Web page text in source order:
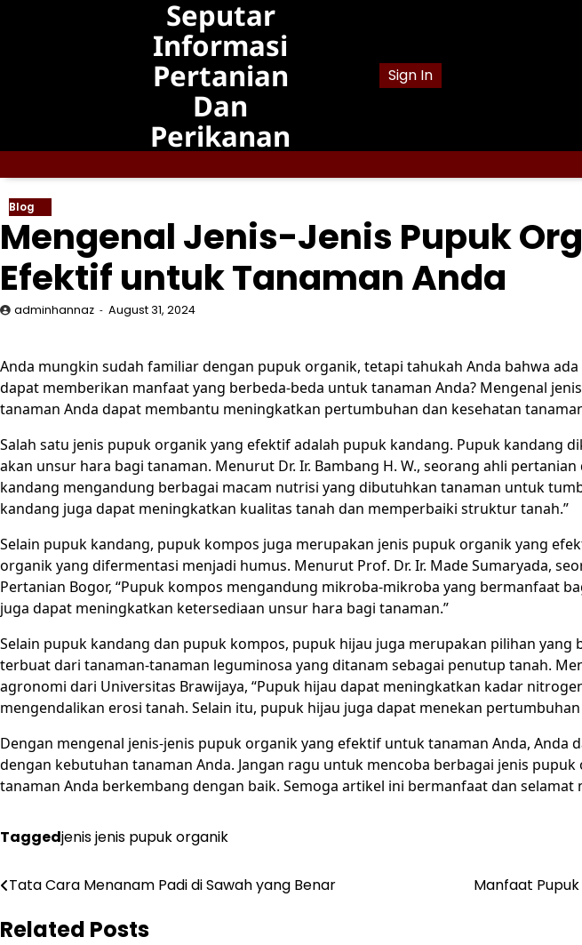
Seputar
Informasi
Pertanian
Dan
Perikanan
Sign In
Blog
Mengenal Jenis-Jenis Pupuk
Efektif untuk Tanaman Anda
adminhannaz August 31, 2024
Anda mungkin sudah familiar dengan pupuk organik, tetapi tahukah Anda bahwa
dapat memberikan manfaat yang berbeda-beda untuk tanaman Anda? Mengenal
tanaman Anda dapat membantu meningkatkan pertumbuhan dan kesehatan
Salah satu jenis pupuk organik yang efektif adalah pupuk kandang. Pupuk kandang
akan unsur hara bagi tanaman. Menurut Dr. Ir. Bambang H. W., seorang ahli
kandang mengandung berbagai macam nutrisi yang dibutuhkan tanaman untuk
kandang juga dapat meningkatkan kualitas tanah dan memperbaiki struktur tanah.”
Selain pupuk kandang, pupuk kompos juga merupakan jenis pupuk organik yang
organik yang difermentasi menjadi humus. Menurut Prof. Dr. Ir. Made Sumaryada,
Pertanian Bogor, “Pupuk kompos mengandung mikroba-mikroba yang bermanfaat
juga dapat meningkatkan ketersediaan unsur hara bagi tanaman.”
Selain pupuk kandang dan pupuk kompos, pupuk hijau juga merupakan pilihan yang
terbuat dari tanaman-tanaman leguminosa yang ditanam sebagai penutup tanah.
agronomi dari Universitas Brawijaya, “Pupuk hijau dapat meningkatkan kadar
mengendalikan erosi tanah. Selain itu, pupuk hijau juga dapat menekan pertumbuhan
Dengan mengenal jenis-jenis pupuk organik yang efektif untuk tanaman Anda, Anda
dengan kebutuhan tanaman Anda. Jangan ragu untuk mencoba berbagai jenis
tanaman Anda berkembang dengan baik. Semoga artikel ini bermanfaat dan selamat
Taggedjenis jenis pupuk organik
Post
navigation
Tata Cara Menanam Padi di Sawah yang Benar Manfaat
Related Posts